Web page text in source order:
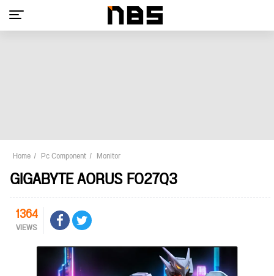
Home Pc Component Monitor
GIGABYTE AORUS FO27Q3
1364
VIEWS